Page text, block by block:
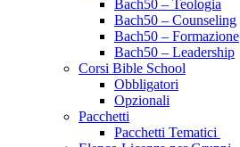
Bach50 – Teologia
Bach50 – Counseling
Bach50 – Formazione
Bach50 – Leadership
Corsi Bible School
Obbligatori
Opzionali
Pacchetti
Pacchetti Tematici